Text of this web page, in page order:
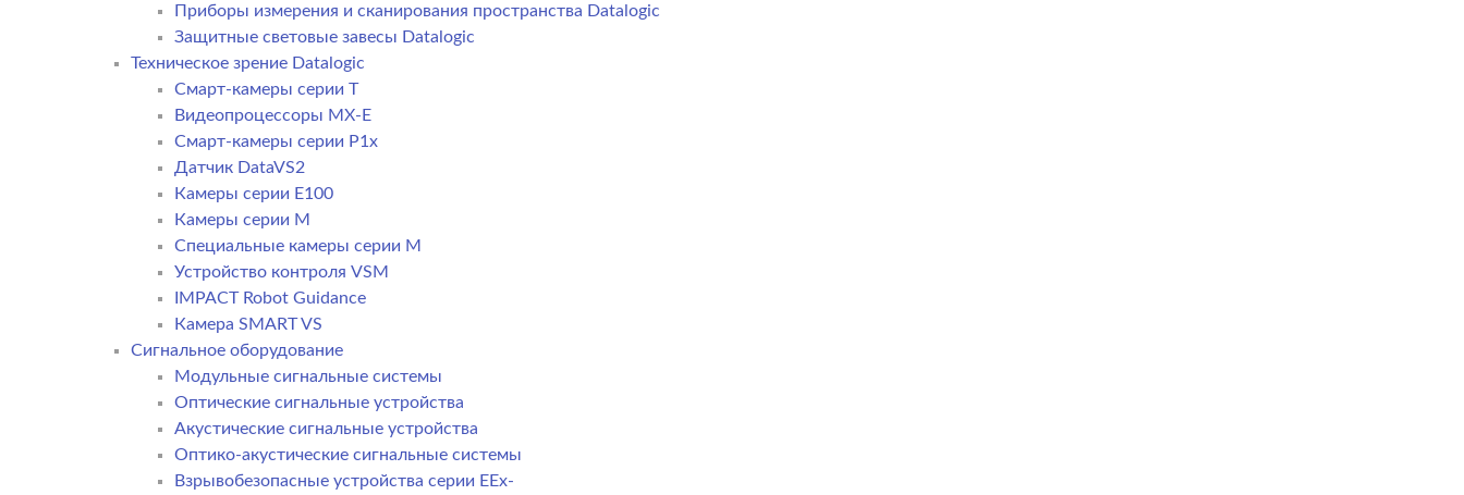
Приборы измерения и сканирования пространства Datalogic
Защитные световые завесы Datalogic
Техническое зрение Datalogic
Смарт-камеры серии T
Видеопроцессоры MX-E
Смарт-камеры серии P1x
Датчик DataVS2
Камеры серии E100
Камеры серии M
Специальные камеры серии M
Устройство контроля VSM
IMPACT Robot Guidance
Камера SMART VS
Cигнальное оборудование
Модульные сигнальные системы
Оптические сигнальные устройства
Акустические сигнальные устройства
Оптико-акустические сигнальные системы
Взрывобезопасные устройства серии EEx-